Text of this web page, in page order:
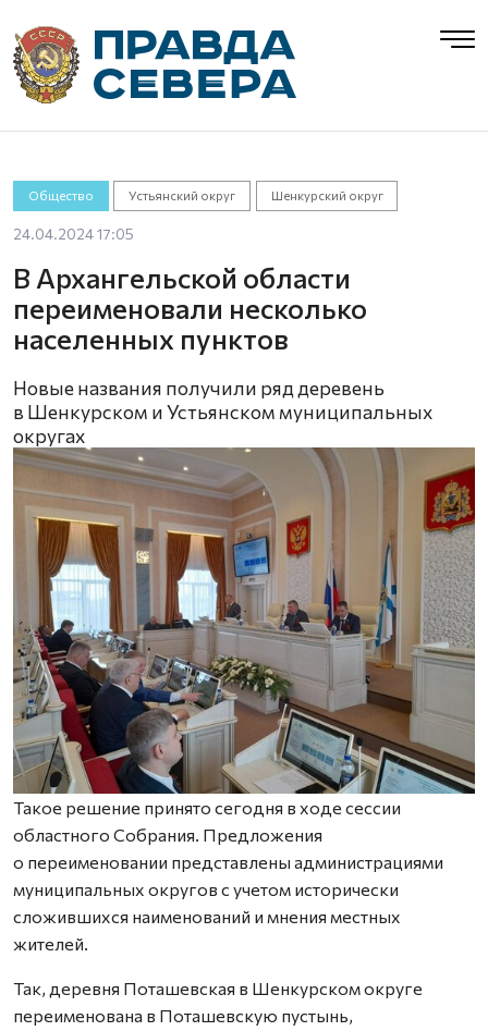
Общество Устьянский округ Шенкурский округ
24.04.2024 17:05
В Архангельской области
переименовали несколько
населенных пунктов
Новые названия получили ряд деревень
в Шенкурском и Устьянском муниципальных
округах
Такое решение принято сегодня в ходе сессии
областного Собрания. Предложения
о переименовании представлены администрациями
муниципальных округов с учетом исторически
сложившихся наименований и мнения местных
жителей.
Так, деревня Поташевская в Шенкурском округе
переименована в Поташевскую пустынь,